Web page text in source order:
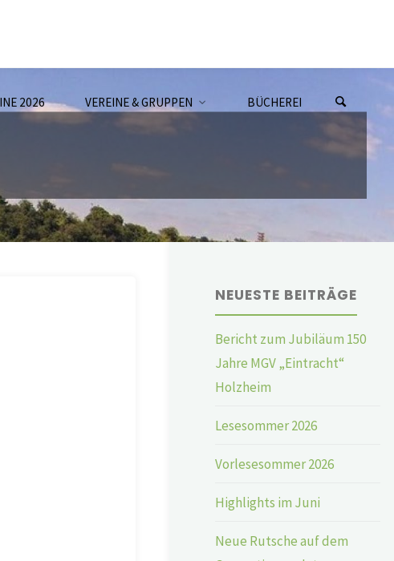
2026 VEREINE & GRUPPEN BÜCHEREI
NEUESTE BEITRÄGE
Bericht zum Jubiläum 150
Jahre MGV „Eintracht“
Holzheim
Lesesommer 2026
Vorlesesommer 2026
Highlights im Juni
Neue Rutsche auf dem